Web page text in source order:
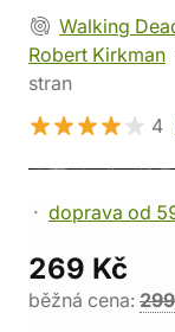
Walking
Robert Kirkman
stran
4
doprava od
269 Kč
běžná cena: